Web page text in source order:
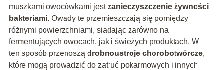
muszkami owocówkami jestzanieczyszczenie żywności
bakteriami. Owady te przemieszczają się pomiędzy
różnymi powierzchniami, siadając zarówno na
fermentujących owocach, jak i świeżych produktach. W
ten sposób przenoszą drobnoustroje chorobotwórcze,
które mogą prowadzić do zatruć pokarmowych i innych